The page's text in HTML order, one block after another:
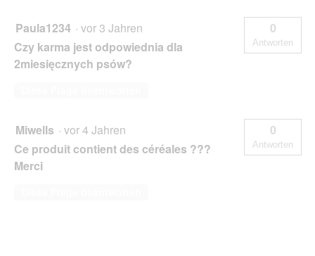
Paula1234 · vor 3 Jahren
Czy karma jest odpowiednia dla
2miesięcznych psów?
0
Antworten
Miwells · vor 4 Jahren
Ce produit contient des céréales ???
Merci
0
Antworten